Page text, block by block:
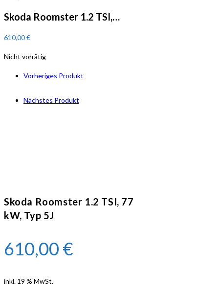
Skoda Roomster 1.2 TSI,…
610,00€
Nicht vorrätig
Vorheriges Produkt
Nächstes Produkt
Skoda Roomster 1.2 TSI, 77
kW, Typ 5J
610,00 €
inkl. 19 % MwSt.